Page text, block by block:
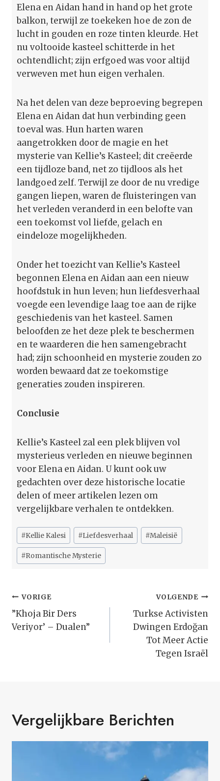
Elena en Aidan hand in hand op het grote
balkon, terwijl ze toekeken hoe de zon de
lucht in gouden en roze tinten kleurde. Het
nu voltooide kasteel schitterde in het
ochtendlicht; zijn erfgoed was voor altijd
verweven met hun eigen verhalen.
Na het delen van deze beproeving begrepen
Elena en Aidan dat hun verbinding geen
toeval was. Hun harten waren
aangetrokken door de magie en het
mysterie van Kellie’s Kasteel; dit creëerde
een tijdloze band, net zo tijdloos als het
landgoed zelf. Terwijl ze door de nu vredige
gangen liepen, waren de fluisteringen van
het verleden veranderd in een belofte van
een toekomst vol liefde, gelach en
eindeloze mogelijkheden.
Onder het toezicht van Kellie’s Kasteel
begonnen Elena en Aidan aan een nieuw
hoofdstuk in hun leven; hun liefdesverhaal
voegde een levendige laag toe aan de rijke
geschiedenis van het kasteel. Samen
beloofden ze het deze plek te beschermen
en te waarderen die hen samengebracht
had; zijn schoonheid en mysterie zouden zo
worden bewaard dat ze toekomstige
generaties zouden inspireren.
Conclusie
Kellie’s Kasteel zal een plek blijven vol
mysterieus verleden en nieuwe beginnen
voor Elena en Aidan. U kunt ook uw
gedachten over deze historische locatie
delen of meer artikelen lezen om
vergelijkbare verhalen te ontdekken.
Bericht
tags:
#Kellie Kalesi #Liefdesverhaal #Maleisië
#Romantische Mysterie
Bericht
Navigatie
VORIGE
”Khoja Bir Ders
Veriyor’ – Dualen”
VOLGENDE
Turkse Activisten
Dwingen Erdoğan
Tot Meer Actie
Tegen Israël
Vergelijkbare Berichten